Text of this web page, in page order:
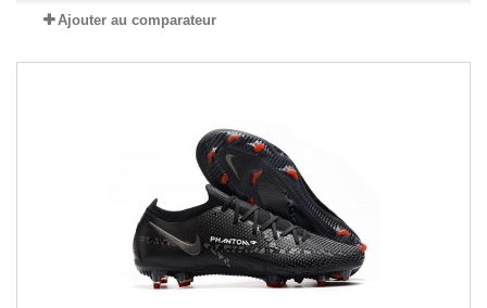
Ajouter au comparateur